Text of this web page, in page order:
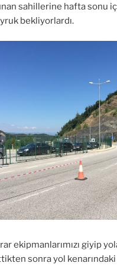
sahillerine hafta sonu
bekliyorlardı.
ekipmanlarımızı giyip
sonra yol